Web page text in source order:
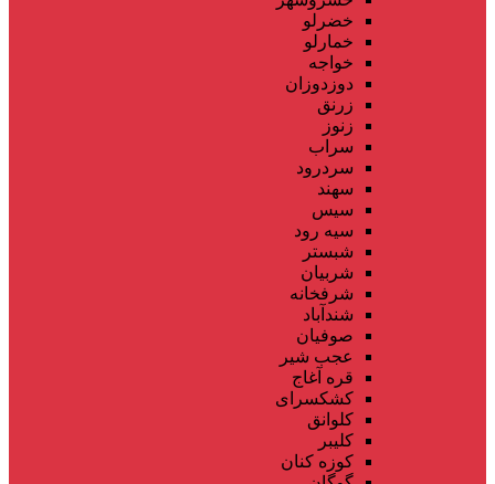
خضرلو
خمارلو
خواجه
دوزدوزان
زرنق
زنوز
سراب
سردرود
سهند
سیس
سیه رود
شبستر
شربیان
شرفخانه
شندآباد
صوفیان
عجب شیر
قره آغاج
کشکسرای
کلوانق
کلیبر
کوزه کنان